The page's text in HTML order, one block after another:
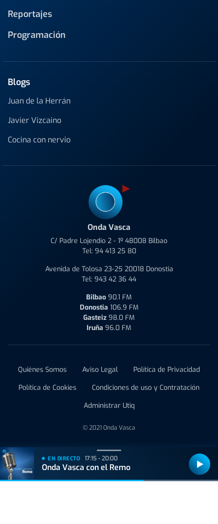
Reportajes
Programación
Blogs
Juan de la Herrán
Javier Vizcaino
Cocina con nervio
Onda Vasca
C/ Padre Lojendio 2 - 1º 48008 Bilbao
Tel: 94 413 25 80
Avenida de Tolosa 23-25 20018 Donostia
Tel: 943 42 36 44
Bilbao 90.1 FM
Donostia 106.9 FM
Gasteiz 98.0 FM
Iruña 96.0 FM
Quiénes Somos Aviso Legal
Política de Privacidad
Política de Cookies
Condiciones de uso y Contratación
Administrar Utiq
© 2021 Onda Vasca
EN DIRECTO 17:15 - 20:00
Onda Vasca con el Remo